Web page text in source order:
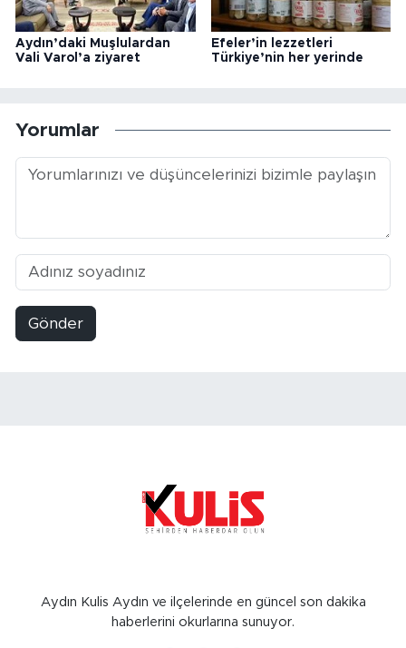
Aydın’daki Muşlulardan
Vali Varol’a ziyaret
Efeler’in lezzetleri
Türkiye’nin her yerinde
Yorumlar
Gönder
Aydın Kulis Aydın ve ilçelerinde en güncel son dakika
haberlerini okurlarına sunuyor.